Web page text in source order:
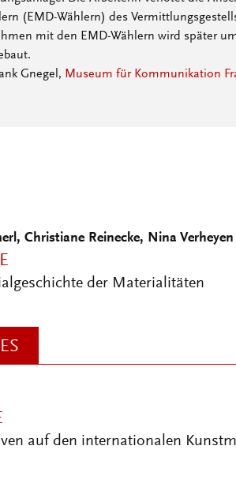
(EMD-Wählern) des
mit den EMD-Wählern wird später
Gnegel, Museum für Kommunikation
Christiane Reinecke, Nina Verheyen
der Materialitäten
auf den internationalen